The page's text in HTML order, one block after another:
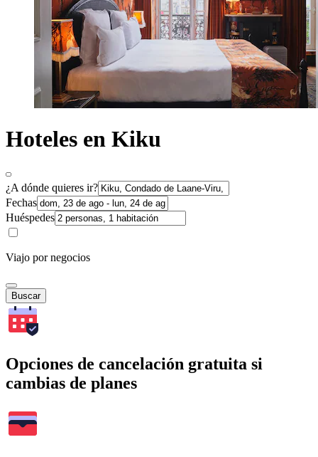
Hoteles en Kiku
¿A dónde quieres ir?
Fechas
Huéspedes
Viajo por negocios
Buscar
Opciones de cancelación gratuita si
cambias de planes